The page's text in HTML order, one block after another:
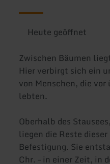
Heute geöffnet
Zwischen Bäumen
Hier verbirgt sich ein
von Menschen, die
lebten.
Oberhalb des
liegen die Reste
Befestigung. Sie
Chr. – in einer Zeit, in